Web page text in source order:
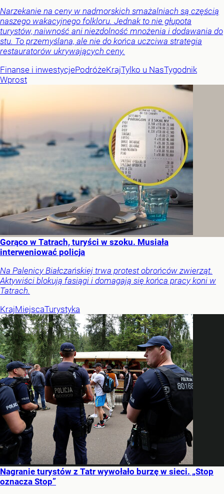
Narzekanie na ceny w nadmorskich smażalniach są częścią
naszego wakacyjnego folkloru. Jednak to nie głupota
turystów, naiwność ani niezdolność mnożenia i dodawania do
stu. To przemyślana, ale nie do końca uczciwa strategia
restauratorów ukrywających ceny.
Finanse i inwestycjePodróżeKrajTylko u NasTygodnik
Wprost
Gorąco w Tatrach, turyści w szoku. Musiała
interweniować policja
Na Palenicy Białczańskiej trwa protest obrońców zwierząt.
Aktywiści blokują fasiągi i domagają się końca pracy koni w
Tatrach.
KrajMiejscaTurystyka
Nagranie turystów z Tatr wywołało burzę w sieci. „Stop
oznacza Stop”